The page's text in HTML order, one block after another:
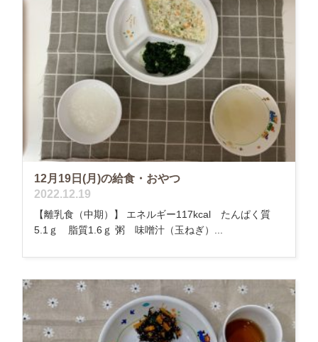
12月19日(月)の給食・おやつ
2022.12.19
【離乳食（中期）】 エネルギー117kcal たんぱく質
5.1ｇ 脂質1.6ｇ 粥 味噌汁（玉ねぎ）...